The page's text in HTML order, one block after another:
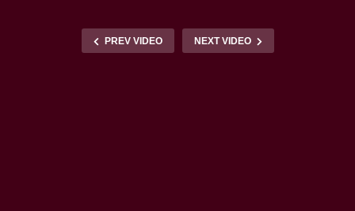
PREV VIDEO NEXT VIDEO